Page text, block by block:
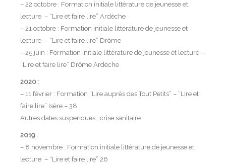
– 22 octobre : Formation initiale littérature de jeunesse et
lecture – “Lire et faire lire” Ardèche
– 21 octobre : Formation initiale littérature de jeunesse et
lecture – “Lire et faire lire” Drôme
– 25 juin : Formation initiale littérature de jeunesse et lecture –
“Lire et faire lire” Drôme Ardèche
2020 :
– 11 février : Formation “Lire auprès des Tout Petits” – “Lire et
faire lire” Isère – 38
Autres dates suspendues : crise sanitaire
2019 :
– 8 novembre : Formation initiale littérature de jeunesse et
lecture – “Lire et faire lire” 26